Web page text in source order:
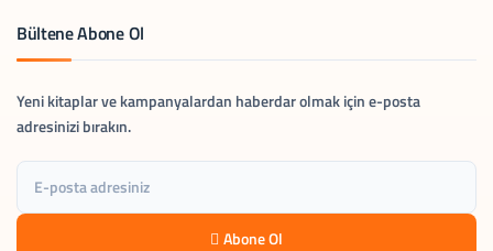
Bültene Abone Ol
Yeni kitaplar ve kampanyalardan haberdar olmak için e-posta
adresinizi bırakın.
Abone Ol